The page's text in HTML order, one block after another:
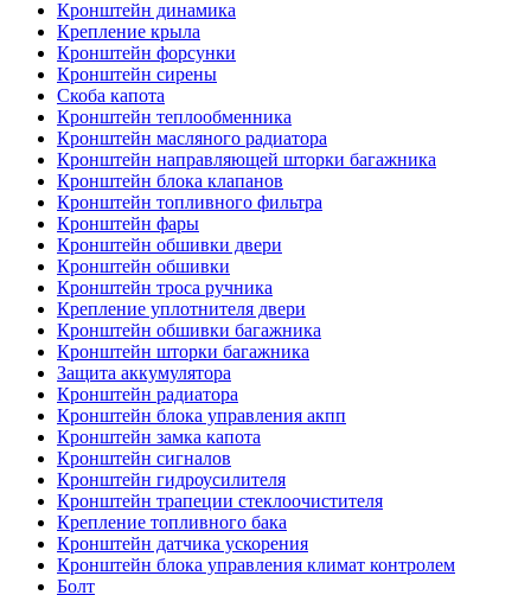
Кронштейн динамика
Крепление крыла
Кронштейн форсунки
Кронштейн сирены
Скоба капота
Кронштейн теплообменника
Кронштейн масляного радиатора
Кронштейн направляющей шторки багажника
Кронштейн блока клапанов
Кронштейн топливного фильтра
Кронштейн фары
Кронштейн обшивки двери
Кронштейн обшивки
Кронштейн троса ручника
Крепление уплотнителя двери
Кронштейн обшивки багажника
Кронштейн шторки багажника
Защита аккумулятора
Кронштейн радиатора
Кронштейн блока управления акпп
Кронштейн замка капота
Кронштейн сигналов
Кронштейн гидроусилителя
Кронштейн трапеции стеклоочистителя
Крепление топливного бака
Кронштейн датчика ускорения
Кронштейн блока управления климат контролем
Болт